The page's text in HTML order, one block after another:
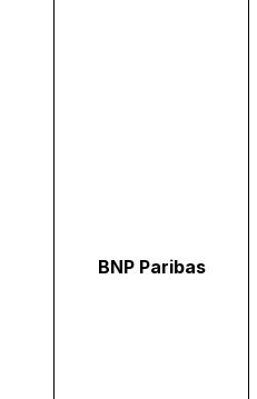
BNP Paribas